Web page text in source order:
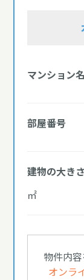
マンション名
部屋番号
建物の大きさ
㎡
物件内
オンラ